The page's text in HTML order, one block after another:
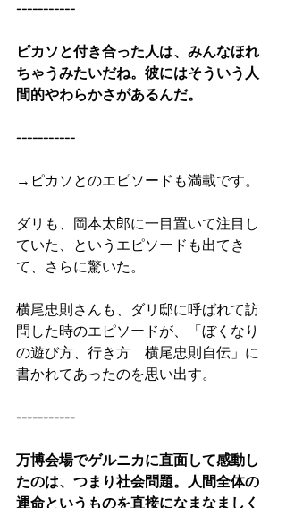
-----------
ピカソと付き合った人は、みんなほれ
ちゃうみたいだね。彼にはそういう人
間的やわらかさがあるんだ。
-----------
→ピカソとのエピソードも満載です。
ダリも、岡本太郎に一目置いて注目し
ていた、というエピソードも出てき
て、さらに驚いた。
横尾忠則さんも、ダリ邸に呼ばれて訪
問した時のエピソードが、「ぼくなり
の遊び方、行き方　横尾忠則自伝」に
書かれてあったのを思い出す。
-----------
万博会場でゲルニカに直面して感動し
たのは、つまり社会問題。人間全体の
運命というものを直接になまなましく